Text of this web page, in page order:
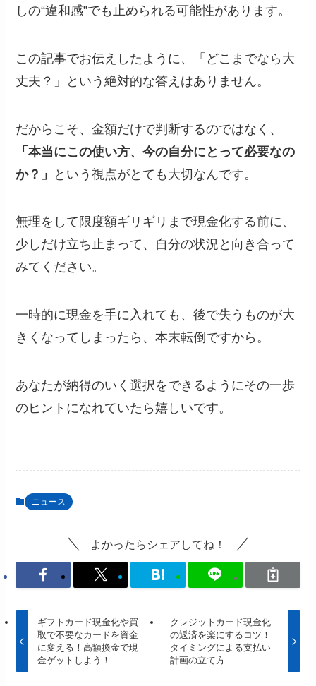
しの“違和感”でも止められる可能性があります。
この記事でお伝えしたように、「どこまでなら大
丈夫？」という絶対的な答えはありません。
だからこそ、金額だけで判断するのではなく、
「本当にこの使い方、今の自分にとって必要なの
か？」
という視点がとても大切なんです。
無理をして限度額ギリギリまで現金化する前に、
少しだけ立ち止まって、自分の状況と向き合って
みてください。
一時的に現金を手に入れても、後で失うものが大
きくなってしまったら、本末転倒ですから。
あなたが納得のいく選択をできるようにその一歩
のヒントになれていたら嬉しいです。
ニュース
よかったらシェアしてね！
ギフトカード現金化や買
取で不要なカードを資金
に変える！高額換金で現
金ゲットしよう！
クレジットカード現金化
の返済を楽にするコツ！
タイミングによる支払い
計画の立て方